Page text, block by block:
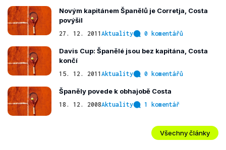
Novým kapitánem Španělů je Corretja, Costa
povýšil
27. 12. 2011Aktuality 0 komentářů
Davis Cup: Španělé jsou bez kapitána, Costa
končí
15. 12. 2011Aktuality 0 komentářů
Španěly povede k obhajobě Costa
18. 12. 2008Aktuality 1 komentář
Všechny články